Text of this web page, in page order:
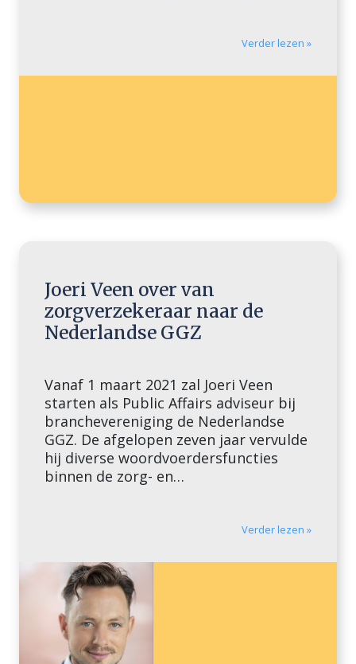
van Monique Schumans sluit naadloos
Verder lezen »
Joeri Veen over van
zorgverzekeraar naar de
Nederlandse GGZ
Vanaf 1 maart 2021 zal Joeri Veen
starten als Public Affairs adviseur bij
branchevereniging de Nederlandse
GGZ. De afgelopen zeven jaar vervulde
hij diverse woordvoerdersfuncties
binnen de zorg- en
bij zorgverzekeraar Menzis (sinds
woordvoering naar public affairs ziet
de politicoloog als een natuurlijke […]
Verder lezen »